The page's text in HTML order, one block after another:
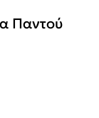
Παντού